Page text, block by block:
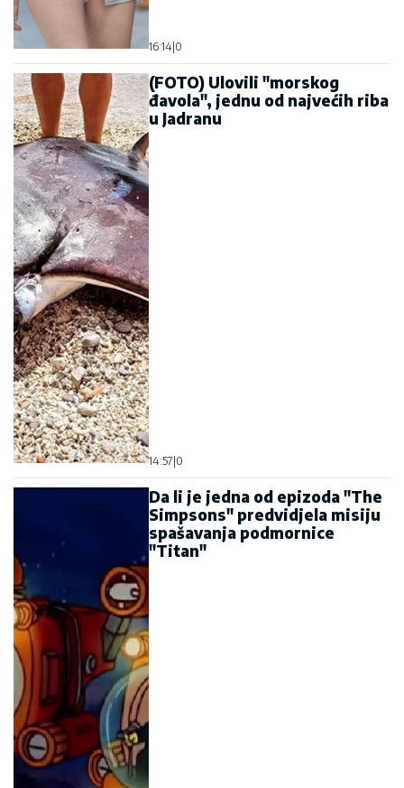
16:14|0
(FOTO) Ulovili "morskog
đavola", jednu od najvećih riba
u Jadranu
14:57|0
Da li je jedna od epizoda "The
Simpsons" predvidjela misiju
spašavanja podmornice
"Titan"